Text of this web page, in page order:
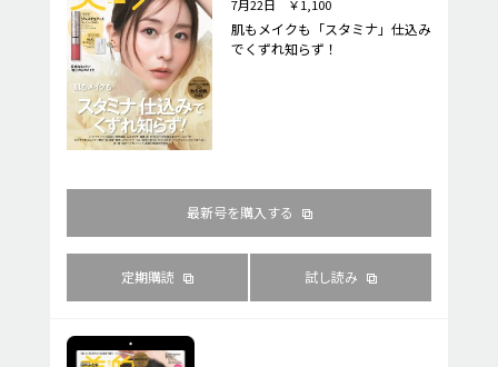
7月22日 ￥1,100
肌もメイクも「スタミナ」仕込み
でくずれ知らず！
最新号を購入する
定期購読 試し読み